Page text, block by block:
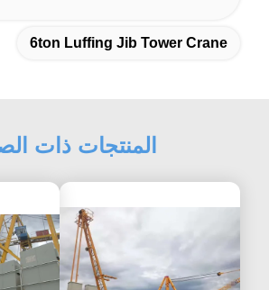
6ton Luffing Jib Tower Crane
المنتجات ذات